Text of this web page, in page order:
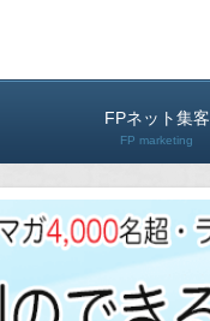
FPネット集客
FP marketing